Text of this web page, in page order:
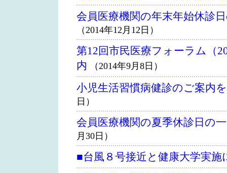
会員医療機関の年末年始休診
（2014年12月12日）
第12回市民医療フォーラム（
内
（2014年9月8日）
小児生活習慣病健診のご案内
日）
会員医療機関の夏季休診日の
月30日）
■台風８号接近と健康大学実施